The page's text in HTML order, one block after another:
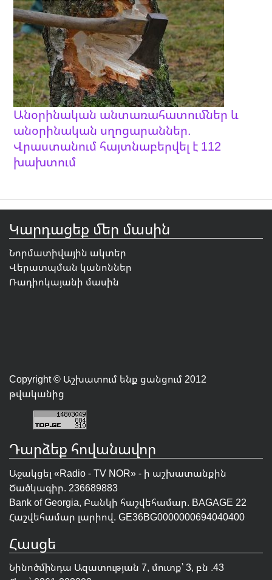
Անօրինական անտառահատումներ և
անօրինական սղոցարաններ.
Վրաստանում հայտնաբերվել է 112
խախտում
Կարդացեք մեր մասին
Նորմատիվային ակտեր
Վերատպման կանոններ
Ռադիոկայանի մասին
Copyright © Աշխատում ենք ցանցում 2012
թվականից
Դարձեք հովանավոր
Աջակցել «Radio - TV NOR» - ի աշխատանքին
Ծածկագիր. 236689883
Bank of Georgia, Բանկի հաշվեհամար. BAGAGE 22
Հաշվեհամար լարիով. GE36BG0000000694040400
Հասցե
Նինոծմինդա Ազատության 7, մուտք՝ 3, բն .43